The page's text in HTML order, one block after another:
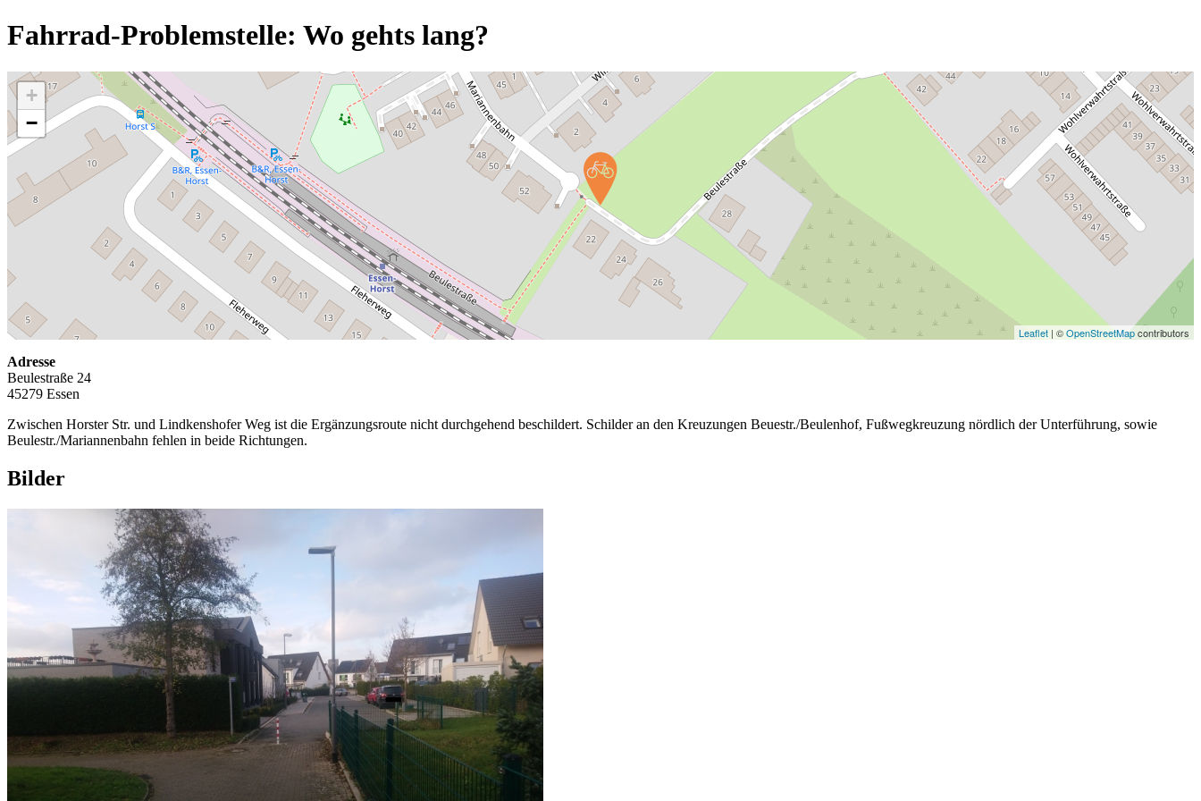
Fahrrad-Problemstelle: Wo gehts lang?
+
−
Leaflet | ©OpenStreetMapcontributors
Adresse
Beulestraße 24
45279 Essen
Zwischen Horster Str. und Lindkenshofer Weg ist die Ergänzungsroute nicht durchgehend beschildert. Schilder an den Kreuzungen Beuestr./Beulenhof, Fußwegkreuzung nördlich der Unterführung, sowie
Beulestr./Mariannenbahn fehlen in beide Richtungen.
Bilder